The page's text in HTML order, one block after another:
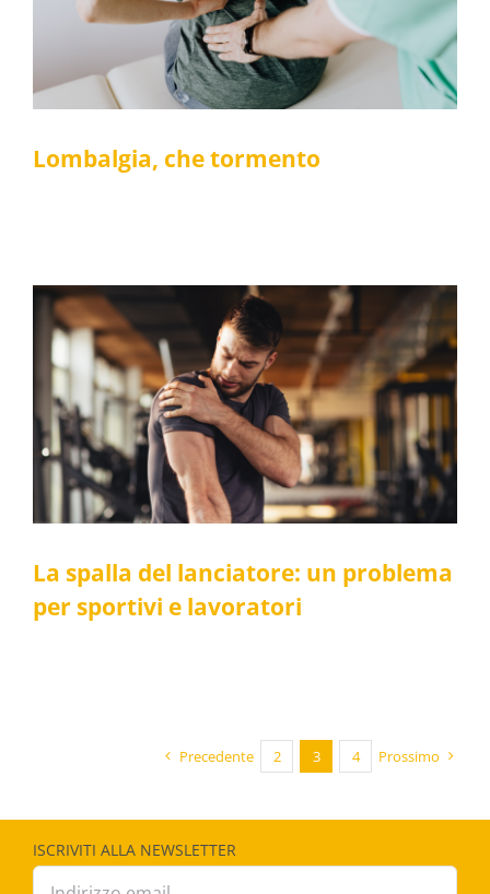
Fisioterapia Posturale
Lombalgia, che tormento
La spalla del lanciatore: un problema per
sportivi e lavoratori
Fisioterapia Medicina dello sport Posturale
La spalla del lanciatore: un problema
per sportivi e lavoratori
Precedente 2 3 4 Prossimo
ISCRIVITI ALLA NEWSLETTER